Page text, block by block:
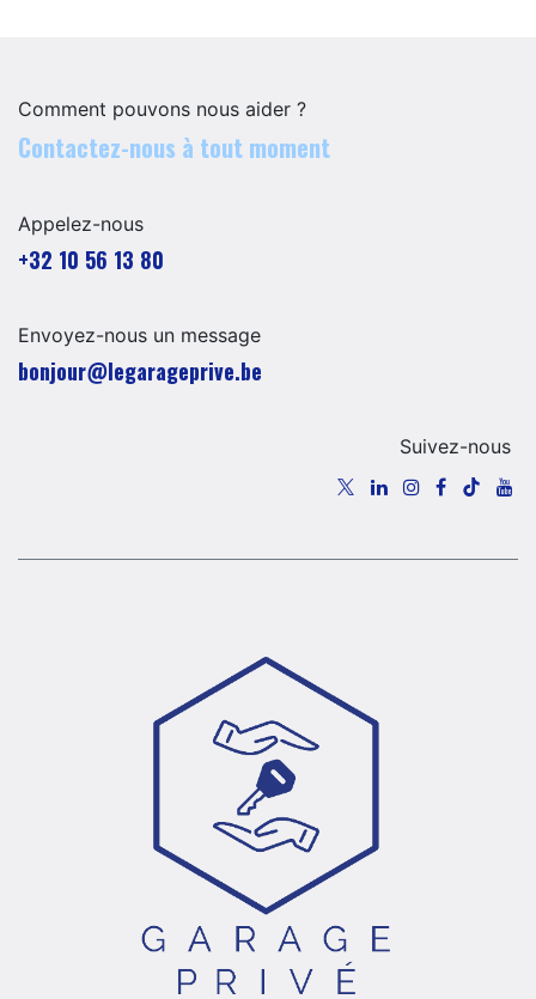
Comment pouvons nous aider ?
Contactez-nous à tout moment
Appelez-nous
+32 10 56 13 80
Envoyez-nous un message
​​​​​​​​​​​bo​n​jour​@​lega​ra​geprive.​b​e​​​
Suivez-nous